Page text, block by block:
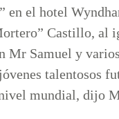
el hotel
Castillo, al
Mr Samuel y
talentosos
mundial, dijo